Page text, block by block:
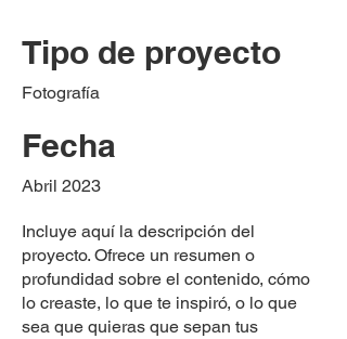
Tipo de proyecto
Fotografía
Fecha
Abril 2023
Incluye aquí la descripción del
proyecto. Ofrece un resumen o
profundidad sobre el contenido, cómo
lo creaste, lo que te inspiró, o lo que
sea que quieras que sepan tus